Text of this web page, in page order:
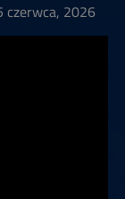
czerwca, 2026